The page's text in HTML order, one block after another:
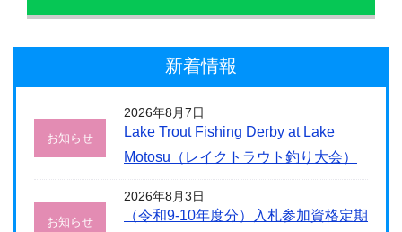
新着情報
お知らせ
2026年8月7日
Lake Trout Fishing Derby at Lake
Motosu（レイクトラウト釣り大会）
お知らせ
2026年8月3日
（令和9-10年度分）入札参加資格定期